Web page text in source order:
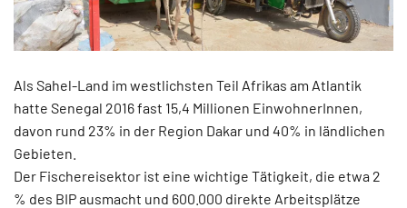
Als Sahel-Land im westlichsten Teil Afrikas am Atlantik
hatte Senegal 2016 fast 15,4 Millionen EinwohnerInnen,
davon rund 23% in der Region Dakar und 40% in ländlichen
Gebieten.
Der Fischereisektor ist eine wichtige Tätigkeit, die etwa 2
% des BIP ausmacht und 600.000 direkte Arbeitsplätze